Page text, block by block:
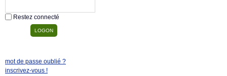
Restez connecté
mot de passe oublié ?
inscrivez-vous !